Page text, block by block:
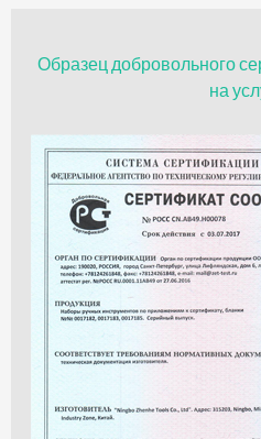
Образец добровольного
на